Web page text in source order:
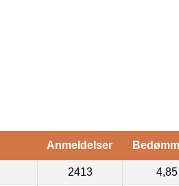
Anmeldelser
2413 4,85